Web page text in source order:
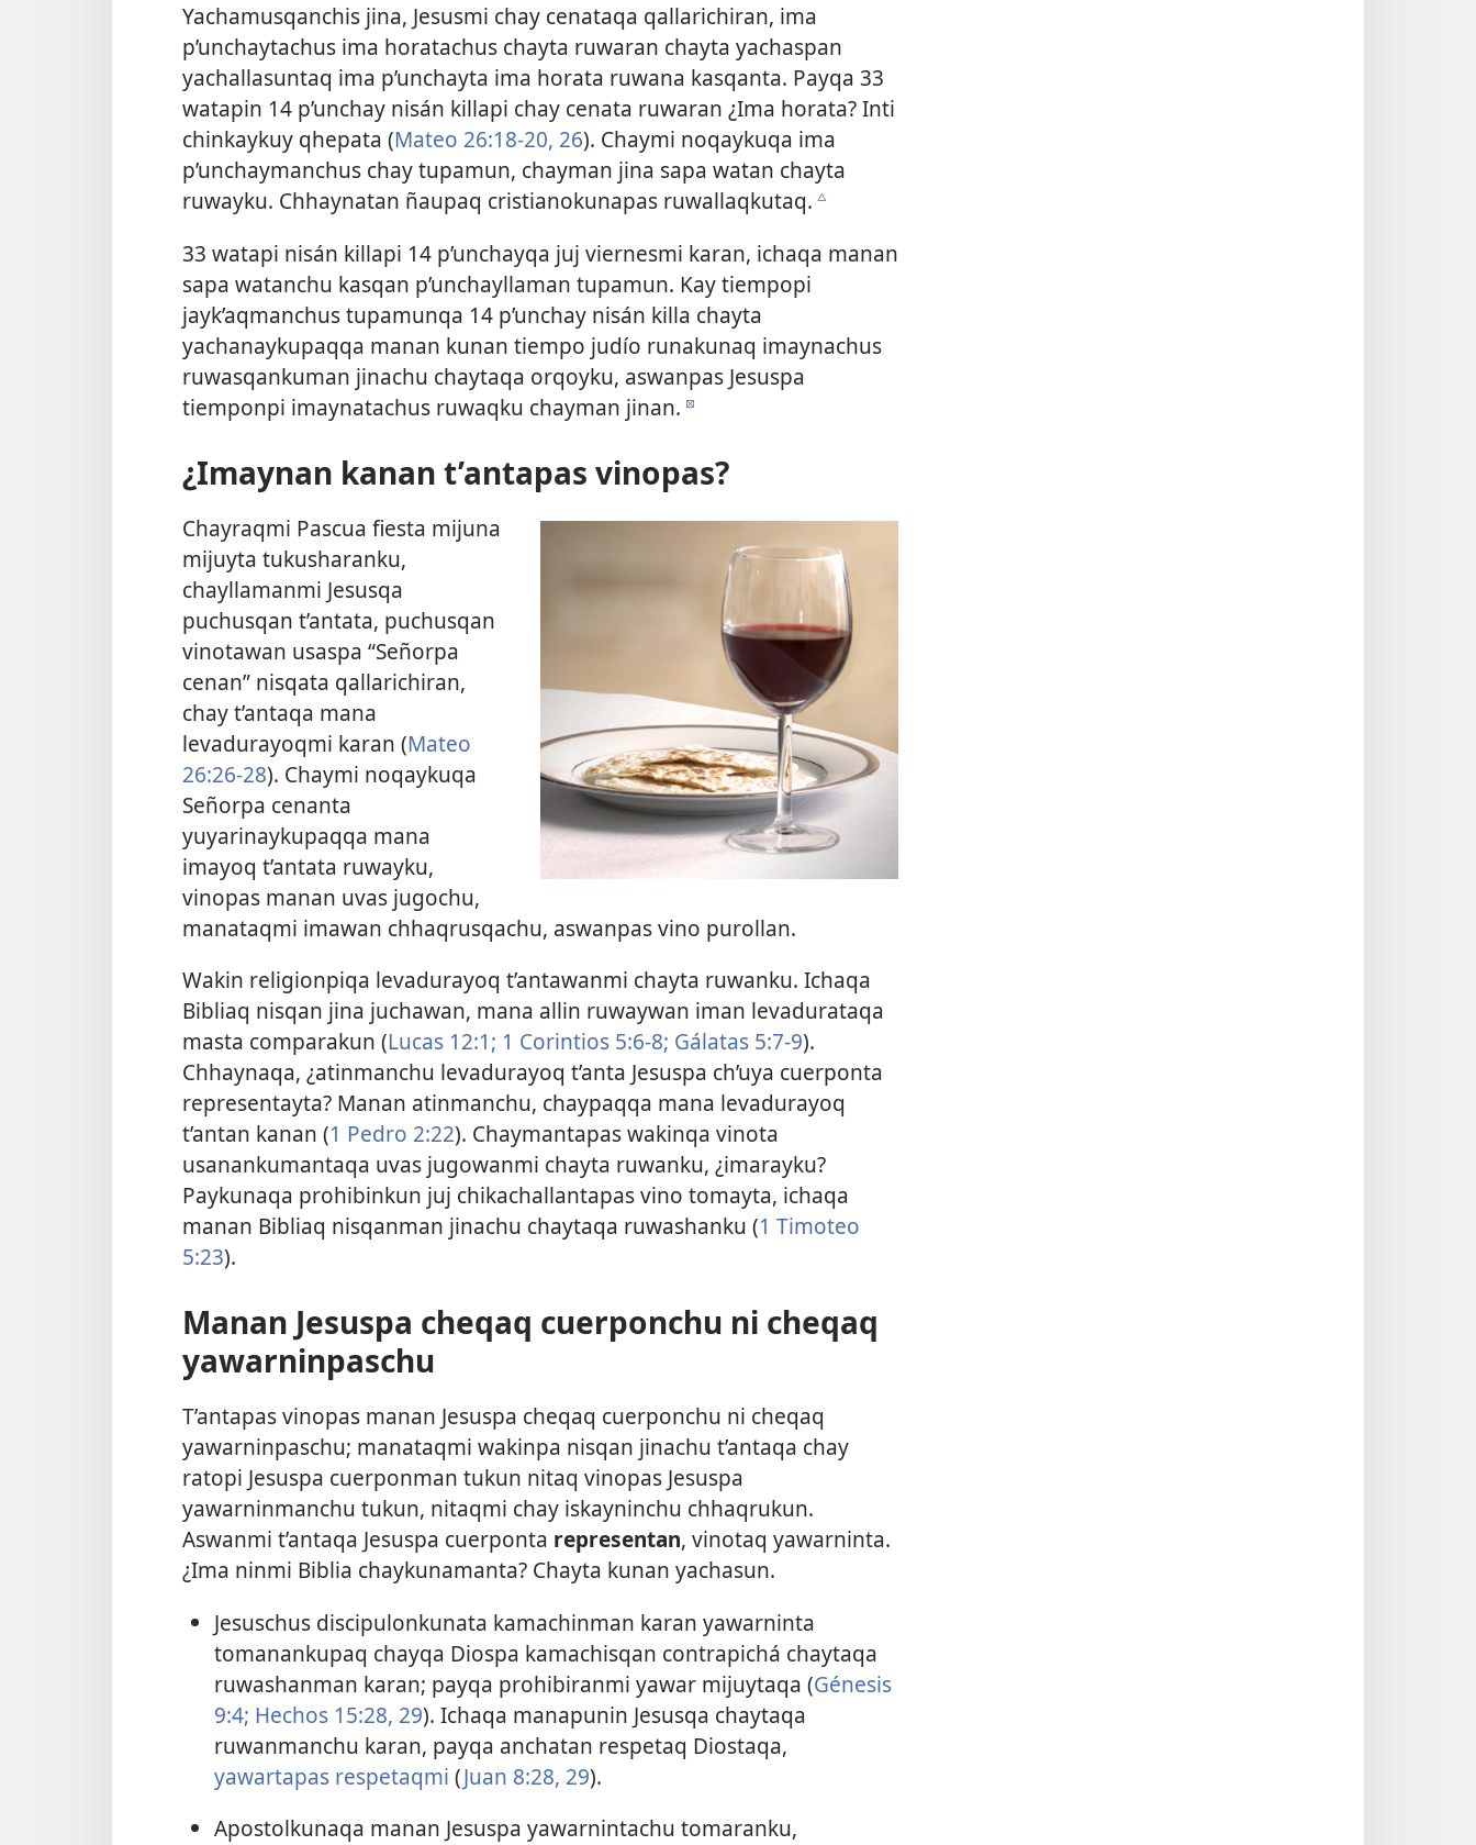
Yachamusqanchis jina, Jesusmi chay cenataqa qallarichiran, ima
p’unchaytachus ima horatachus chayta ruwaran chayta yachaspan
yachallasuntaq ima p’unchayta ima horata ruwana kasqanta. Payqa 33
watapin 14 p’unchay nisán killapi chay cenata ruwaran ¿Ima horata? Inti
chinkaykuy qhepata (Mateo 26:18-20, 26). Chaymi noqaykuqa ima
p’unchaymanchus chay tupamun, chayman jina sapa watan chayta
ruwayku. Chhaynatan ñaupaq cristianokunapas ruwallaqkutaq. c
33 watapi nisán killapi 14 p’unchayqa juj viernesmi karan, ichaqa manan
sapa watanchu kasqan p’unchayllaman tupamun. Kay tiempopi
jayk’aqmanchus tupamunqa 14 p’unchay nisán killa chayta
yachanaykupaqqa manan kunan tiempo judío runakunaq imaynachus
ruwasqankuman jinachu chaytaqa orqoyku, aswanpas Jesuspa
tiemponpi imaynatachus ruwaqku chayman jinan. d
¿Imaynan kanan t’antapas vinopas?
Chayraqmi Pascua fiesta mijuna
mijuyta tukusharanku,
chayllamanmi Jesusqa
puchusqan t’antata, puchusqan
vinotawan usaspa “Señorpa
cenan” nisqata qallarichiran,
chay t’antaqa mana
levadurayoqmi karan (Mateo
26:26-28). Chaymi noqaykuqa
Señorpa cenanta
yuyarinaykupaqqa mana
imayoq t’antata ruwayku,
vinopas manan uvas jugochu,
manataqmi imawan chhaqrusqachu, aswanpas vino purollan.
Wakin religionpiqa levadurayoq t’antawanmi chayta ruwanku. Ichaqa
Bibliaq nisqan jina juchawan, mana allin ruwaywan iman levadurataqa
masta comparakun (Lucas 12:1; 1 Corintios 5:6-8; Gálatas 5:7-9).
Chhaynaqa, ¿atinmanchu levadurayoq t’anta Jesuspa ch’uya cuerponta
representayta? Manan atinmanchu, chaypaqqa mana levadurayoq
t’antan kanan (1 Pedro 2:22). Chaymantapas wakinqa vinota
usanankumantaqa uvas jugowanmi chayta ruwanku, ¿imarayku?
Paykunaqa prohibinkun juj chikachallantapas vino tomayta, ichaqa
manan Bibliaq nisqanman jinachu chaytaqa ruwashanku (1 Timoteo
5:23).
Manan Jesuspa cheqaq cuerponchu ni cheqaq
yawarninpaschu
T’antapas vinopas manan Jesuspa cheqaq cuerponchu ni cheqaq
yawarninpaschu; manataqmi wakinpa nisqan jinachu t’antaqa chay
ratopi Jesuspa cuerponman tukun nitaq vinopas Jesuspa
yawarninmanchu tukun, nitaqmi chay iskayninchu chhaqrukun.
Aswanmi t’antaqa Jesuspa cuerponta representan, vinotaq yawarninta.
¿Ima ninmi Biblia chaykunamanta? Chayta kunan yachasun.
Jesuschus discipulonkunata kamachinman karan yawarninta
tomanankupaq chayqa Diospa kamachisqan contrapichá chaytaqa
ruwashanman karan; payqa prohibiranmi yawar mijuytaqa (Génesis
9:4; Hechos 15:28, 29). Ichaqa manapunin Jesusqa chaytaqa
ruwanmanchu karan, payqa anchatan respetaq Diostaqa,
yawartapas respetaqmi (Juan 8:28, 29).
Apostolkunaqa manan Jesuspa yawarnintachu tomaranku,